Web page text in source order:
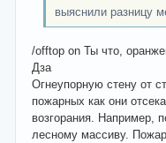
выяснили разницу
/offtop on Ты что,
Дза
Огнеупорную стену от
пожарных как они
возгорания. Например,
лесному массиву.